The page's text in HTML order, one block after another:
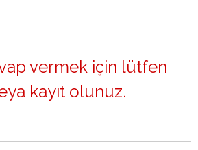
vermek için lütfen
kayıt olunuz.